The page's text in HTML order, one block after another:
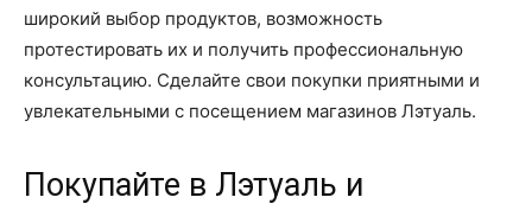
широкий выбор продуктов, возможность
протестировать их и получить профессиональную
консультацию. Сделайте свои покупки приятными и
увлекательными с посещением магазинов Лэтуаль.
Покупайте в Лэтуаль и